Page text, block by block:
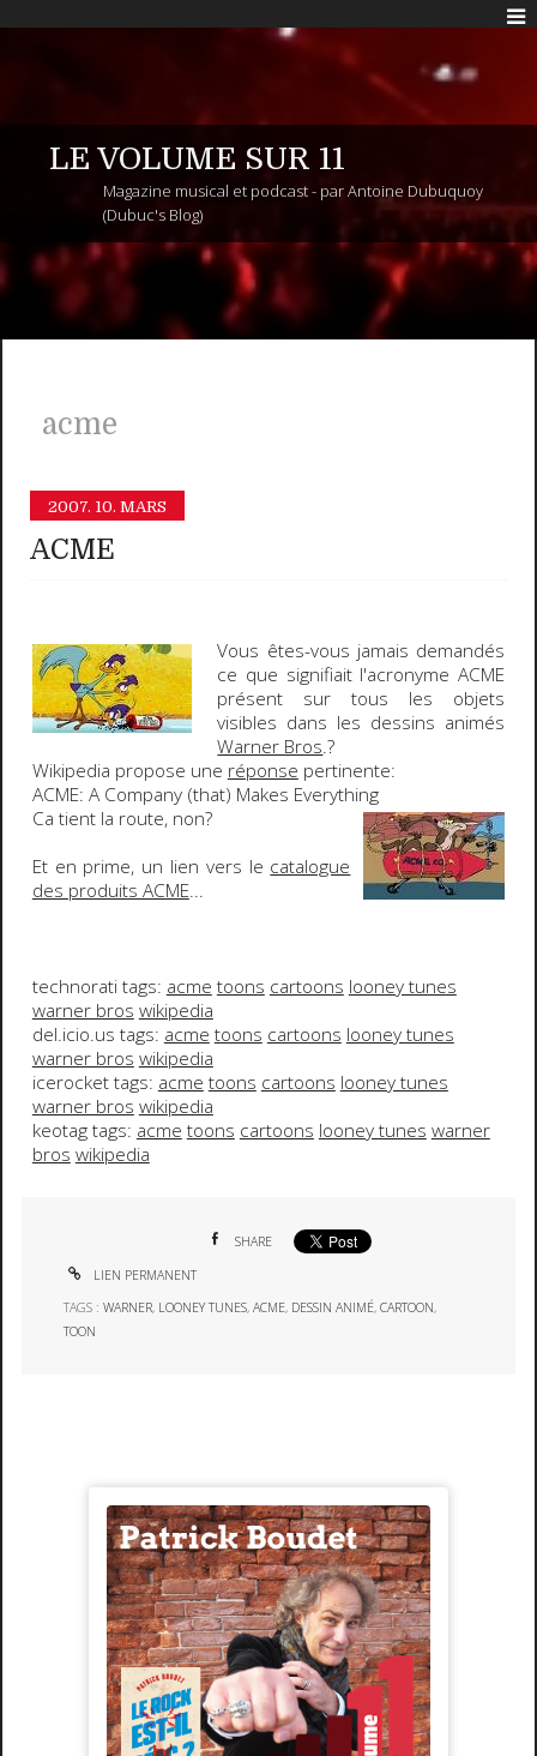
LE VOLUME SUR 11
Magazine musical et podcast - par Antoine Dubuquoy
(Dubuc's Blog)
acme
2007. 10. MARS
ACME
Vous êtes-vous jamais demandés
ce que signifiait l'acronymeACME
présent sur tous les objets
visibles dans les dessins animés
Warner Bros.?
Wikipedia propose une réponse pertinente:
ACME: A Company (that) Makes Everything
Ca tient la route, non?
Et en prime, un lien vers le catalogue
des produits ACME...
technorati tags: acme toons cartoons looney tunes
warner bros wikipedia
del.icio.us tags: acme toons cartoons looney tunes
warner bros wikipedia
icerocket tags: acme toons cartoons looney tunes
warner bros wikipedia
keotag tags: acme toons cartoons looney tunes warner
bros wikipedia
SHARE
LIEN PERMANENT
TAGS :WARNER, LOONEY TUNES,ACME, DESSIN ANIMÉ,CARTOON,
TOON